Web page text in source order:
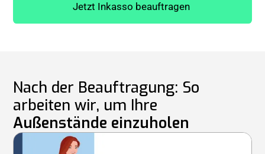
Jetzt Inkasso beauftragen
Nach der Beauftragung: So
arbeiten wir, um Ihre
Außenstände einzuholen